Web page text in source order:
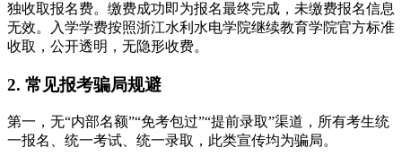
独收取报名费。缴费成功即为报名最终完成，未缴费报名信息
无效。入学学费按照浙江水利水电学院继续教育学院官方标准
收取，公开透明，无隐形收费。
2. 常见报考骗局规避
第一，无“内部名额”“免考包过”“提前录取”渠道，所有考生统
一报名、统一考试、统一录取，此类宣传均为骗局。